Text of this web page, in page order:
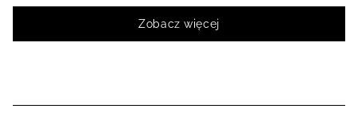
Zobacz więcej